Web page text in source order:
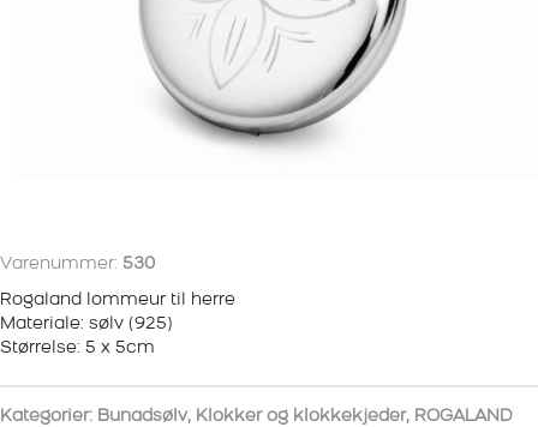
Varenummer: 530
Rogaland lommeur til herre
Materiale: sølv (925)
Størrelse: 5 x 5cm
Kategorier: Bunadsølv, Klokker og klokkekjeder, ROGALAND